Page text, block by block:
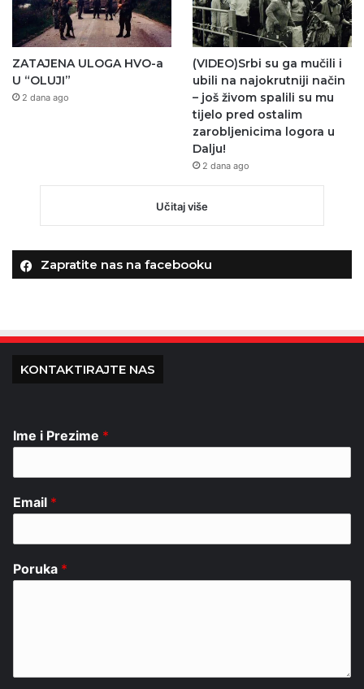
ZATAJENA ULOGA HVO-a
U “OLUJI”
2 dana ago
(VIDEO)Srbi su ga mučili i
ubili na najokrutniji način
– još živom spalili su mu
tijelo pred ostalim
zarobljenicima logora u
Dalju!
2 dana ago
Učitaj više
Zapratite nas na facebooku
KONTAKTIRAJTE NAS
Ime i Prezime *
Email *
Poruka *